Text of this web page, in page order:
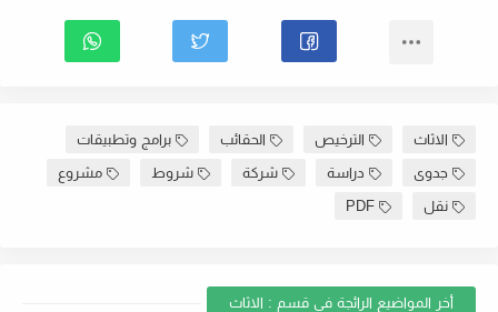
الاثاث الترخيص الحقائب
برامج وتطبيقات
جدوى
دراسة شركة شروط
مشروع
نقل
PDF
أخر المواضيع الرائجة في قسم : الاثاث